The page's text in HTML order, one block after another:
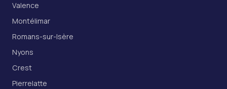
Valence
Montélimar
Romans-sur-Isère
Nyons
Crest
Pierrelatte